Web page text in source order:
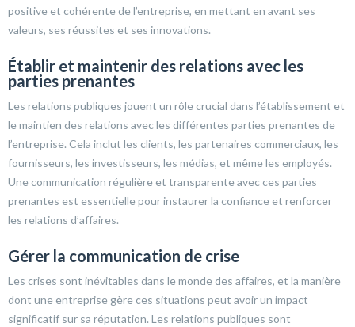
positive et cohérente de l’entreprise, en mettant en avant ses
valeurs, ses réussites et ses innovations.
Établir et maintenir des relations avec les
parties prenantes
Les relations publiques jouent un rôle crucial dans l’établissement et
le maintien des relations avec les différentes parties prenantes de
l’entreprise. Cela inclut les clients, les partenaires commerciaux, les
fournisseurs, les investisseurs, les médias, et même les employés.
Une communication régulière et transparente avec ces parties
prenantes est essentielle pour instaurer la confiance et renforcer
les relations d’affaires.
Gérer la communication de crise
Les crises sont inévitables dans le monde des affaires, et la manière
dont une entreprise gère ces situations peut avoir un impact
significatif sur sa réputation. Les relations publiques sont